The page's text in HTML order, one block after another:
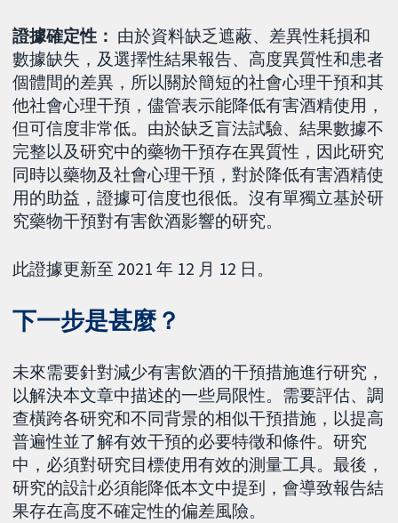
證據確定性： 由於資料缺乏遮蔽、差異性耗損和
數據缺失，及選擇性結果報告、高度異質性和患者
個體間的差異，所以關於簡短的社會心理干預和其
他社會心理干預，儘管表示能降低有害酒精使用，
但可信度非常低。由於缺乏盲法試驗、結果數據不
完整以及研究中的藥物干預存在異質性，因此研究
同時以藥物及社會心理干預，對於降低有害酒精使
用的助益，證據可信度也很低。沒有單獨立基於研
究藥物干預對有害飲酒影響的研究。
此證據更新至 2021 年 12 月 12 日。
下一步是甚麼？
未來需要針對減少有害飲酒的干預措施進行研究，
以解決本文章中描述的一些局限性。需要評估、調
查橫跨各研究和不同背景的相似干預措施，以提高
普遍性並了解有效干預的必要特徵和條件。研究
中，必須對研究目標使用有效的測量工具。最後，
研究的設計必須能降低本文中提到，會導致報告結
果存在高度不確定性的偏差風險。